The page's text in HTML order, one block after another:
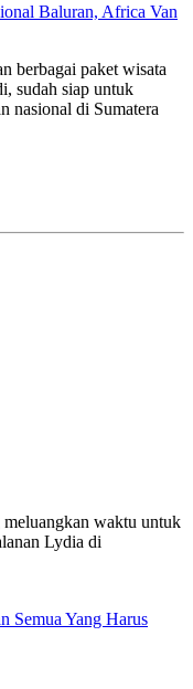
Baluran, Africa Van
berbagai paket wisata
sudah siap untuk
nasional di Sumatera
meluangkan waktu untuk
Lydia di
Semua Yang Harus